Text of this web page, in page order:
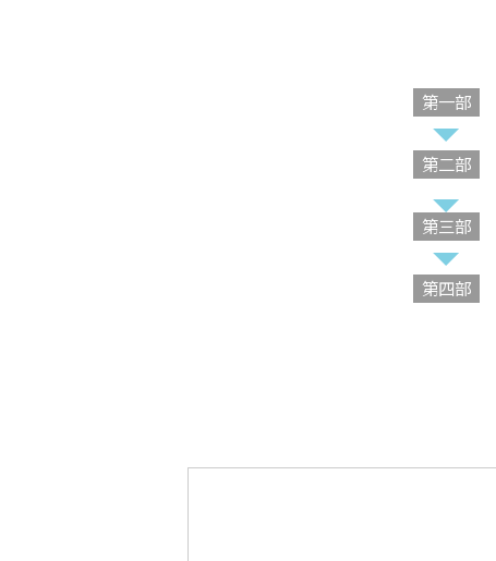
第一部
第二部
第三部
第四部